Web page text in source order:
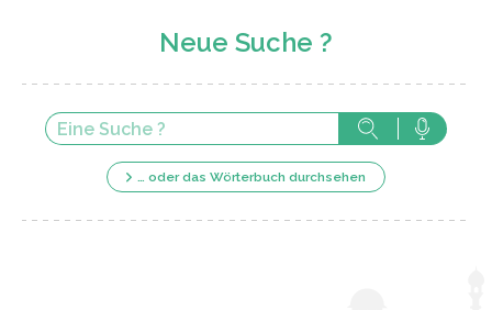
Neue Suche ?
… oder das Wörterbuch durchsehen